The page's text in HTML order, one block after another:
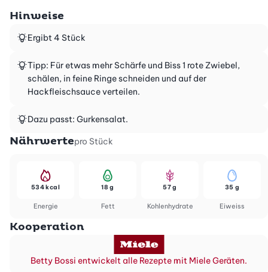
Hinweise
Ergibt 4 Stück
Tipp: Für etwas mehr Schärfe und Biss 1 rote Zwiebel,
schälen, in feine Ringe schneiden und auf der
Hackfleischsauce verteilen.
Dazu passt: Gurkensalat.
Nährwertepro Stück
Energie
534 kcal
Fett
18 g
Kohlenhydrate
57 g
Eiweiss
35 g
Kooperation
Betty Bossi entwickelt alle Rezepte mit Miele Geräten.